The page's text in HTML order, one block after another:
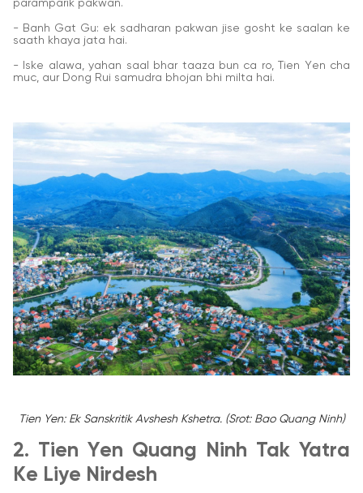
paramparik pakwan.
- Banh Gat Gu: ek sadharan pakwan jise gosht ke saalan ke
saath khaya jata hai.
- Iske alawa, yahan saal bhar taaza bun ca ro, Tien Yen cha
muc, aur Dong Rui samudra bhojan bhi milta hai.
Tien Yen: Ek Sanskritik Avshesh Kshetra. (Srot: Bao Quang Ninh)
2. Tien Yen Quang Ninh Tak Yatra
Ke Liye Nirdesh